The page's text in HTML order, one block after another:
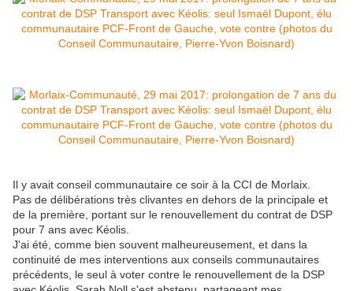
Il y avait conseil communautaire ce soir à la CCI de Morlaix.
Pas de délibérations très clivantes en dehors de la principale et
de la première, portant sur le renouvellement du contrat de DSP
pour 7 ans avec Kéolis.
J'ai été, comme bien souvent malheureusement, et dans la
continuité de mes interventions aux conseils communautaires
précédents, le seul à voter contre le renouvellement de la DSP